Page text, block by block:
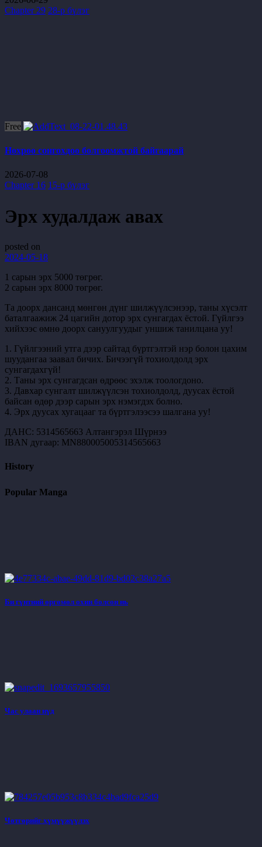
Chapter 29 28-р бүлэг
Free
Нөхрөө сонгохдоо болгоомжтой байгаарай
2026-07-08
Chapter 16 15-р бүлэг
Эрх худалдаж авах
posted on
2024-05-18
1 сарын эрх 5000 төгрөг.
2 сарын эрх 8000 төгрөг.
Та доорх дансанд мөнгөн дүнг шилжүүлсэнээр, таны хүсэлт
баталгаажиж 24 цагийн дотор эрх сунгагдах ёстой. Гүйлгээ
хийхээс өмнө доорх сануулгуудыг уншиж танилцана уу!
1. Гүйлгээний утга дээр сайтад бүртгэлтэй нэр болон цахим
шуудангаа заавал бичих. Бичээгүй тохиолдолд эрх
сунгагдахгүй!
2. Таны эрх сунгагдсан өдрөөс эхэлж тоологдоно.
3. Давхар сунгалт шилжүүлсэн тохиолдолд, дуусах ёстой
байсан өдөр дээр сарын эрх нэмэгдэх болно.
4. Эрх дуусах хугацааг та бүртгэлээсээ шалгана уу!
ДАНС: 5314565663 Алтангэрэл Шүрнээ
IBAN дугаар: MN880005005314565663
History
Popular Manga
Би гүнтний өргөмөл охин болсон нь
Час улаан нүд
Чөтгөрийг хүмүүжүүлэх